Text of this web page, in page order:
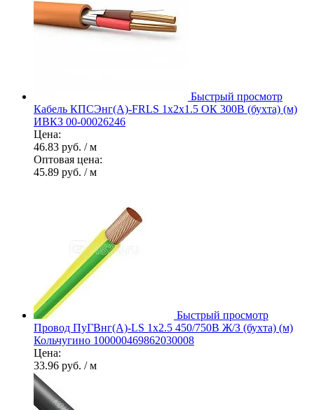
Быстрый просмотр
Кабель КПСЭнг(А)-FRLS 1х2х1.5 ОК 300В (бухта) (м)
ИВКЗ 00-00026246
Цена:
46.83 руб. / м
Оптовая цена:
45.89 руб. / м
Быстрый просмотр
Провод ПуГВнг(А)-LS 1х2.5 450/750В Ж/З (бухта) (м)
Кольчугино 100000469862030008
Цена:
33.96 руб. / м